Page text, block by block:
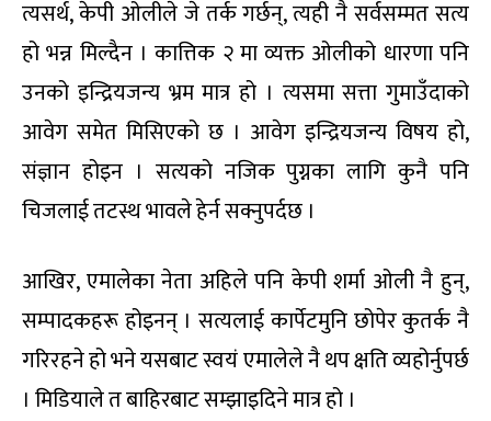
त्यसर्थ, केपी ओलीले जे तर्क गर्छन्, त्यही नै सर्वसम्मत सत्य
हो भन्न मिल्दैन । कात्तिक २ मा व्यक्त ओलीको धारणा पनि
उनको इन्द्रियजन्य भ्रम मात्र हो । त्यसमा सत्ता गुमाउँदाको
आवेग समेत मिसिएको छ । आवेग इन्द्रियजन्य विषय हो,
संज्ञान होइन । सत्यको नजिक पुग्नका लागि कुनै पनि
चिजलाई तटस्थ भावले हेर्न सक्नुपर्दछ ।
आखिर, एमालेका नेता अहिले पनि केपी शर्मा ओली नै हुन्,
सम्पादकहरू होइनन् । सत्यलाई कार्पेटमुनि छोपेर कुतर्क नै
गरिरहने हो भने यसबाट स्वयं एमालेले नै थप क्षति व्यहोर्नुपर्छ
। मिडियाले त बाहिरबाट सम्झाइदिने मात्र हो ।